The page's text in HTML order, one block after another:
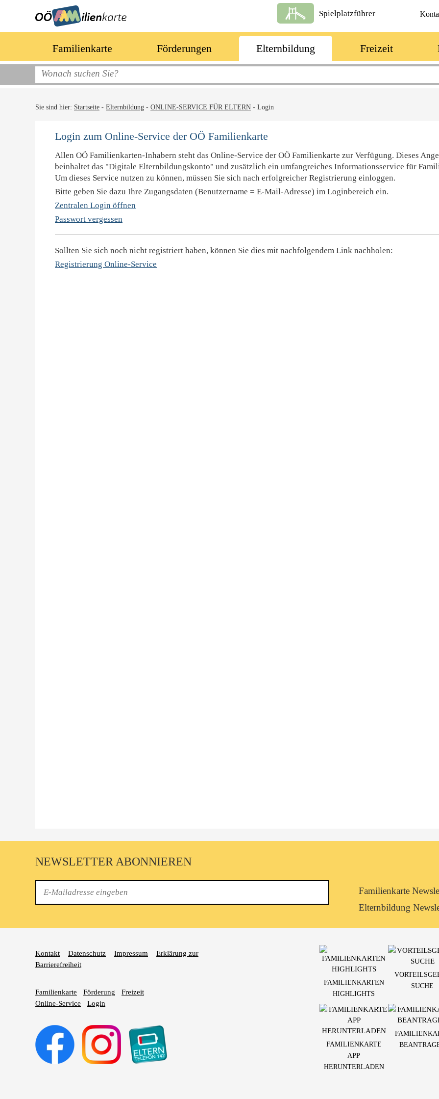
Spielplatzführer
Familienkarte Förderungen Elternbildung Freizeit
Sie sind hier: Startseite - Elternbildung - ONLINE-SERVICE FÜR ELTERN - Login
Login zum Online-Service der OÖ Familienkarte
Allen OÖ Familienkarten-Inhabern steht das Online-Service der OÖ Familienkarte zur Verfügung. Dieses
beinhaltet das "Digitale Elternbildungskonto" und zusätzlich ein umfangreiches Informationsservice für
Um dieses Service nutzen zu können, müssen Sie sich nach erfolgreicher Registrierung einloggen.
Bitte geben Sie dazu Ihre Zugangsdaten (Benutzername = E-Mail-Adresse) im Loginbereich ein.
Zentralen Login öffnen
Passwort vergessen
Sollten Sie sich noch nicht registriert haben, können Sie dies mit nachfolgendem Link nachholen:
Registrierung Online-Service
NEWSLETTER ABONNIEREN
Mail
Newsletterkategorie
abonnieren
Familienkarte
Elternbildung
Kontakt Datenschutz Impressum
Erklärung zur
Barrierefreiheit
Familienkarte Förderung
Freizeit
Online-Service
Login
FAMILIENKARTEN
HIGHLIGHTS
SUCHE
FAMILIENKARTE
APP
HERUNTERLADEN